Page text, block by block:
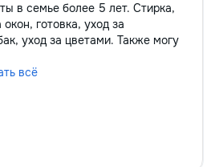
в семье более 5 лет. Стирка,
готовка, уход за
уход за цветами. Также могу
всё